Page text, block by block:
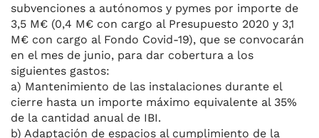
subvenciones a autónomos y pymes por importe de
3,5 M€ (0,4 M€ con cargo al Presupuesto 2020 y 3,1
M€ con cargo al Fondo Covid-19), que se convocarán
en el mes de junio, para dar cobertura a los
siguientes gastos:
a) Mantenimiento de las instalaciones durante el
cierre hasta un importe máximo equivalente al 35%
de la cantidad anual de IBI.
b) Adaptación de espacios al cumplimiento de la